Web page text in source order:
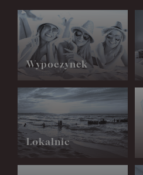
Wypoczynek
Lokalnie